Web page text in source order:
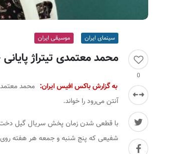
0
سینمای ایران موسیقی ایران
محمد معتمدی تیتراژ
به گزارش باکس افیس ایران:
آنتن می‌رود را خواند.
با قطعی شدن زمان پخش سریال گیل
شفیعی که پنج شنبه و جمعه هر هفته روی